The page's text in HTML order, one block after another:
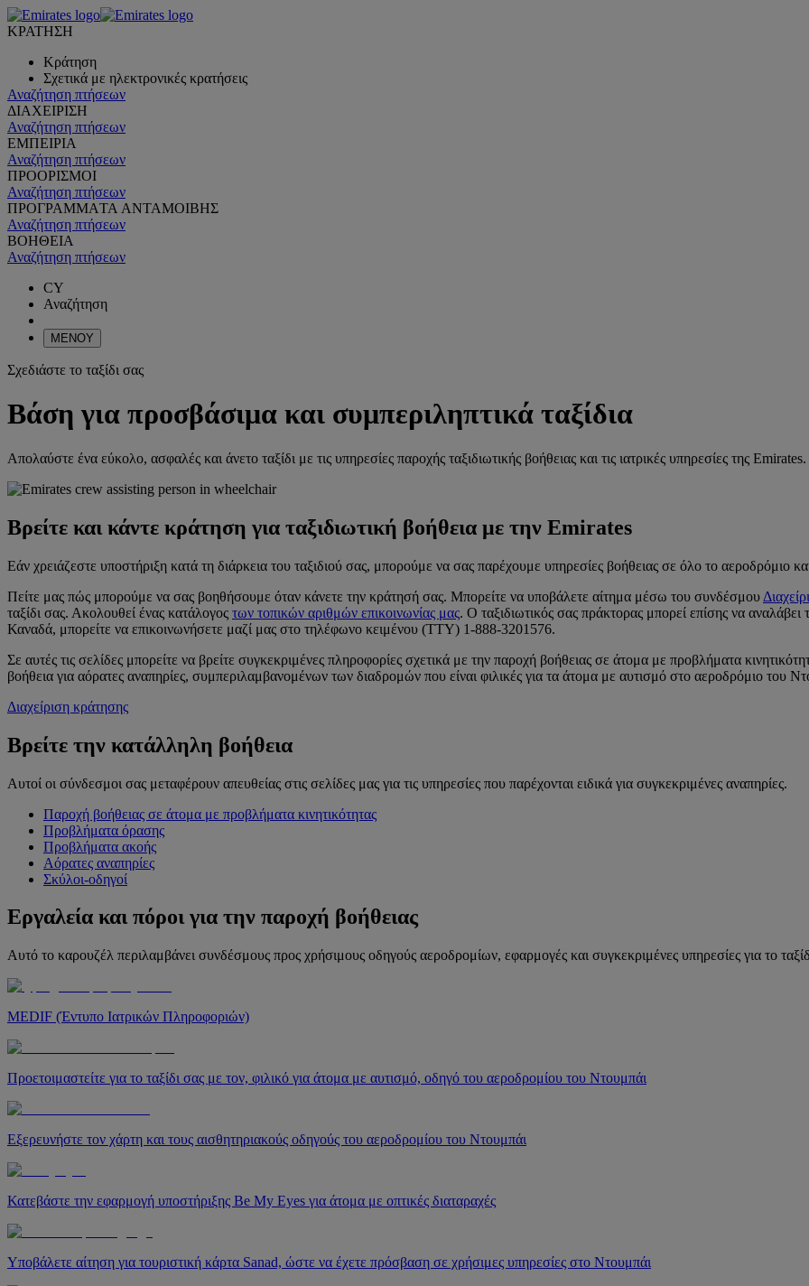
ΚΡΑΤΗΣΗ
Κράτηση
Σχετικά με ηλεκτρονικές κρατήσεις
Αναζήτηση πτήσεων
ΔΙΑΧΕΙΡΙΣΗ
Αναζήτηση πτήσεων
ΕΜΠΕΙΡΙΑ
Αναζήτηση πτήσεων
ΠΡΟΟΡΙΣΜΟΙ
Αναζήτηση πτήσεων
ΠΡΟΓΡΑΜΜΑTA ΑΝΤΑΜΟΙΒΗΣ
Αναζήτηση πτήσεων
ΒΟΗΘΕΙΑ
Αναζήτηση πτήσεων
CY
Αναζήτηση
ΜΕΝΟΥ
Σχεδιάστε το ταξίδι σας
Βάση για προσβάσιμα και συμπεριληπτικά ταξίδια
Απολαύστε ένα εύκολο, ασφαλές και άνετο ταξίδι με τις υπηρεσίες παροχής ταξιδιωτικής βοήθειας και τις ιατρικές υπηρεσίες της Emirates.
Βρείτε και κάντε κράτηση για ταξιδιωτική βοήθεια με την Emirates
Εάν χρειάζεστε υποστήριξη κατά τη διάρκεια του ταξιδιού σας, μπορούμε να σας παρέχουμε υπηρεσίες βοήθειας σε όλο το αεροδρόμιο
Πείτε μας πώς μπορούμε να σας βοηθήσουμε όταν κάνετε την κράτησή σας. Μπορείτε να υποβάλετε αίτημα μέσω του συνδέσμου
ταξίδι σας. Ακολουθεί ένας κατάλογος των τοπικών αριθμών επικοινωνίας μας. Ο ταξιδιωτικός σας πράκτορας μπορεί επίσης να αναλάβει
Καναδά, μπορείτε να επικοινωνήσετε μαζί μας στο τηλέφωνο κειμένου (TTY) 1-888-3201576.
Σε αυτές τις σελίδες μπορείτε να βρείτε συγκεκριμένες πληροφορίες σχετικά με την παροχή βοήθειας σε άτομα με προβλήματα
βοήθεια για αόρατες αναπηρίες, συμπεριλαμβανομένων των διαδρομών που είναι φιλικές για τα άτομα με αυτισμό στο αεροδρόμιο του
Διαχείριση κράτησης
Βρείτε την κατάλληλη βοήθεια
Αυτοί οι σύνδεσμοι σας μεταφέρουν απευθείας στις σελίδες μας για τις υπηρεσίες που παρέχονται ειδικά για συγκεκριμένες αναπηρίες.
Παροχή βοήθειας σε άτομα με προβλήματα κινητικότητας
Προβλήματα όρασης
Προβλήματα ακοής
Αόρατες αναπηρίες
Σκύλοι-οδηγοί
Εργαλεία και πόροι για την παροχή βοήθειας
Αυτό το καρουζέλ περιλαμβάνει συνδέσμους προς χρήσιμους οδηγούς αεροδρομίων, εφαρμογές και συγκεκριμένες υπηρεσίες για το
MEDIF (Έντυπο Ιατρικών Πληροφοριών)
Προετοιμαστείτε για το ταξίδι σας με τον, φιλικό για άτομα με αυτισμό, οδηγό του αεροδρομίου του Ντουμπάι
Εξερευνήστε τον χάρτη και τους αισθητηριακούς οδηγούς του αεροδρομίου του Ντουμπάι
Κατεβάστε την εφαρμογή υποστήριξης Be My Eyes για άτομα με οπτικές διαταραχές
Υποβάλετε αίτηση για τουριστική κάρτα Sanad, ώστε να έχετε πρόσβαση σε χρήσιμες υπηρεσίες στο Ντουμπάι